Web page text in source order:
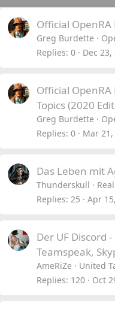
Official
Greg Burdette
Replies 0 Dec 23,
Official
Topics (2020
Greg Burdette
Replies 0 Mar 21,
Das Leben mit
Thunderskull
Replies 25 Apr
Der UF Discord
Teamspeak,
AmeRiZe
United
Replies 120 Oct